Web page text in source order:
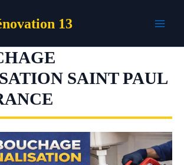
13
SAINT PAUL